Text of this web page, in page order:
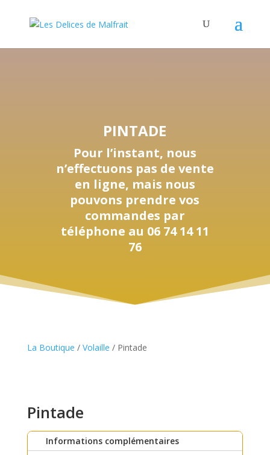
PINTADE
Pour l’instant, nous
n’effectuons pas de vente
en ligne, mais nous
pouvons prendre vos
commandes par
téléphone au 06 74 14 11
76
La Boutique / Volaille / Pintade
Pintade
Informations complémentaires